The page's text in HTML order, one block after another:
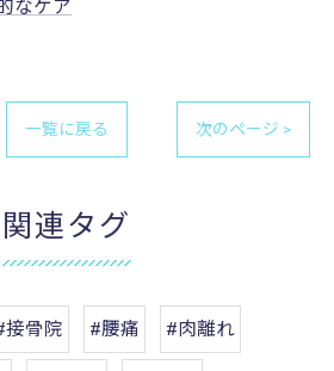
なケア
一覧に戻る 次のページ >
関連タグ
接骨院 #腰痛 #肉離れ